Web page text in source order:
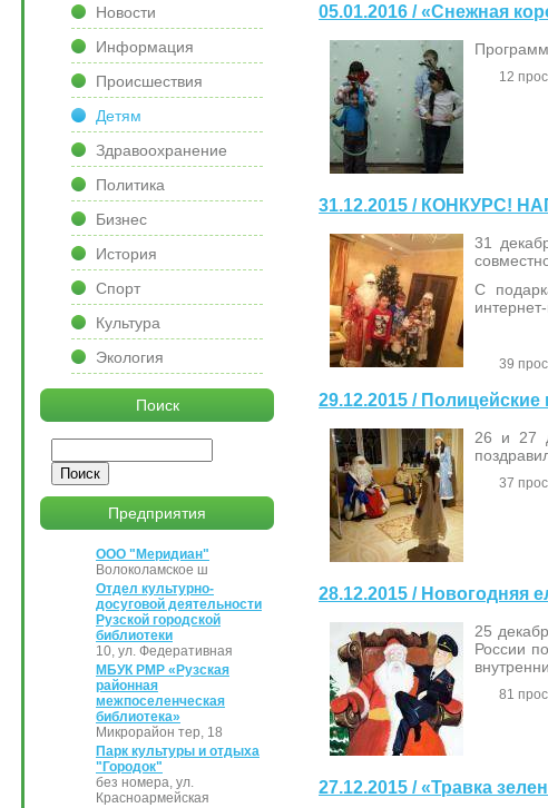
05.01.2016 / «Снежная
12
31.12.2015 / КОНКУРС!
31
С
39
29.12.2015 /
26 и 27
37
28.12.2015 / Новогодняя
25
России
81
27.12.2015 / «Травка
Новости
Информация
Происшествия
Детям
Здравоохранение
Политика
Бизнес
История
Спорт
Культура
Экология
Поиск
Предприятия
ООО "Меридиан"
Волоколамское ш
Отдел культурно-
досуговой деятельности
Рузской городской
библиотеки
10, ул. Федеративная
МБУК РМР «Рузская
районная
межпоселенческая
библиотека»
Микрорайон тер, 18
Парк культуры и отдыха
"Городок"
без номера, ул.
Красноармейская